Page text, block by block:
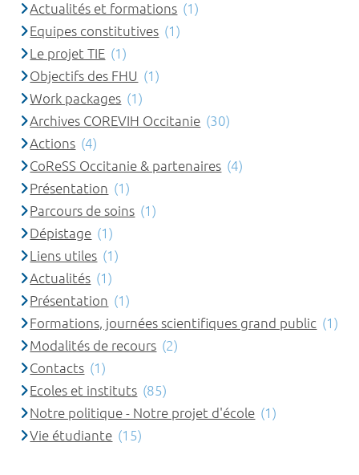
Actualités et formations (1)
Equipes constitutives (1)
Le projet TIE (1)
Objectifs des FHU (1)
Work packages (1)
Archives COREVIH Occitanie (30)
Actions (4)
CoReSS Occitanie & partenaires (4)
Présentation (1)
Parcours de soins (1)
Dépistage (1)
Liens utiles (1)
Actualités (1)
Présentation (1)
Formations, journées scientifiques grand public (1)
Modalités de recours (2)
Contacts (1)
Ecoles et instituts (85)
Notre politique - Notre projet d'école (1)
Vie étudiante (15)